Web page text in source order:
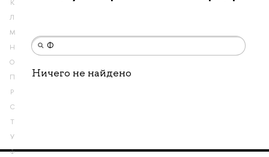
К
Л
М
Н
О
П
Р
С
Т
У
Ф
Ничего не найдено